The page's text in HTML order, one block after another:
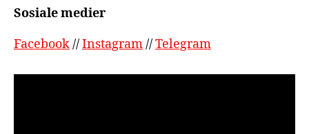
Sosiale medier
Facebook//Instagram//Telegram